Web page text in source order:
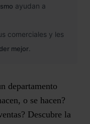
ayudan a
comerciales y les
mejor
departamento
o se hacen?
Descubre la